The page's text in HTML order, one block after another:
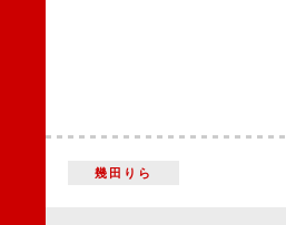
幾田りら